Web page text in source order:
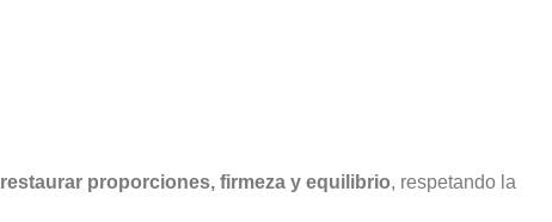
restaurar proporciones, firmeza y equilibrio, respetando la